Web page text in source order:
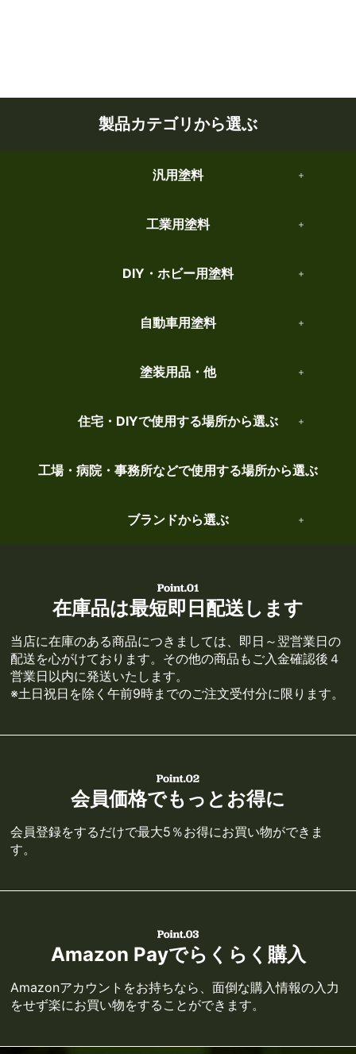
製品カテゴリから選ぶ
汎用塗料
工業用塗料
DIY・ホビー用塗料
自動車用塗料
塗装用品・他
住宅・DIYで使用する場所から選ぶ
工場・病院・事務所などで使用する場所から選ぶ
ブランドから選ぶ
在庫品は最短即日配送します
当店に在庫のある商品につきましては、即日～翌営業日の
配送を心がけております。その他の商品もご入金確認後４
営業日以内に発送いたします。
※土日祝日を除く午前9時までのご注文受付分に限ります。
会員価格でもっとお得に
会員登録をするだけで最大5％お得にお買い物ができま
す。
Amazon Payでらくらく購入
Amazonアカウントをお持ちなら、面倒な購入情報の入力
をせず楽にお買い物をすることができます。